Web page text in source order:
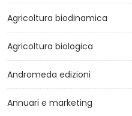
Agricoltura biodinamica
Agricoltura biologica
Andromeda edizioni
Annuari e marketing